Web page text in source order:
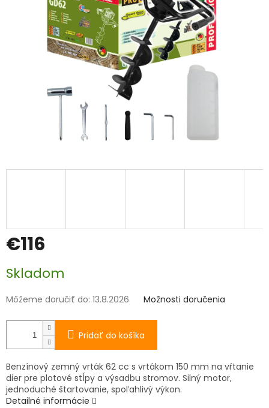
hviezdičiek.
€116
cena:
Skladom
Môžeme doručiť do: 13.8.2026 Možnosti doručenia
Pridať do košíka
Benzínový zemný vrták 62 cc s vrtákom 150 mm na vŕtanie
dier pre plotové stĺpy a výsadbu stromov. Silný motor,
jednoduché štartovanie, spoľahlivý výkon.
Detailné informácie